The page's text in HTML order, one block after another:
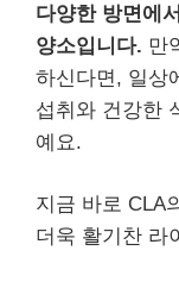
다양한 방면에
양소입니다. 만
하신다면, 일상
섭취와 건강한
예요.
지금 바로 CLA
더욱 활기찬 라